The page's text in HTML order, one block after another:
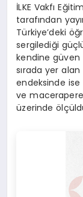
İLKE Vakfı
tarafından
Türkiye’deki
sergilediği
kendine güven
sırada yer
endeksinde
ve
üzerinde